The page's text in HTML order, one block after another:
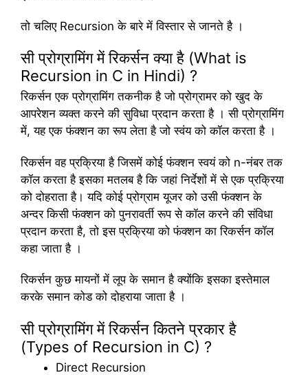
तो चलिए Recursion के बारे में विस्तार से जानते है ।
सी प्रोग्रामिंग में रिकर्सन क्या है (What is
Recursion in C in Hindi) ?
रिकर्सन एक प्रोग्रामिंग तकनीक है जो प्रोग्रामर को खुद के
आपरेशन व्यक्त करने की सुविधा प्रदान करता है । सी प्रोग्रामिंग
में, यह एक फंक्शन का रूप लेता है जो स्वंय को कॉल करता है ।
रिकर्सन वह प्रक्रिया है जिसमें कोई फंक्शन स्वयं को n-नंबर तक
कॉल करता है इसका मतलब है कि जहां निर्देशों में से एक प्रक्रिया
को दोहराता है। यदि कोई प्रोग्राम यूजर को उसी फंक्शन के
अन्दर किसी फंक्शन को पुनरावर्ती रूप से कॉल करने की संविधा
प्रदान करता है, तो इस प्रक्रिया को फंक्शन का रिकर्सन कॉल
कहा जाता है ।
रिकर्सन कुछ मायनों में लूप के समान है क्योंकि इसका इस्तेमाल
करके समान कोड को दोहराया जाता है ।
सी प्रोग्रामिंग में रिकर्सन कितने प्रकार है
(Types of Recursion in C) ?
Direct Recursion